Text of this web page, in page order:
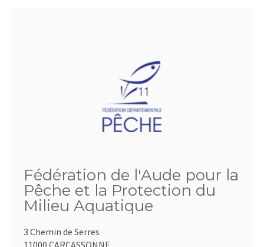
Fédération de l'Aude pour la
Pêche et la Protection du
Milieu Aquatique
3 Chemin de Serres
11000 CARCASSONNE